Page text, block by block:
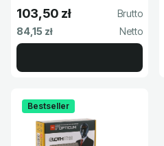
Cena brutto
103,50 zł
Cena netto
84,15 zł
Bestseller